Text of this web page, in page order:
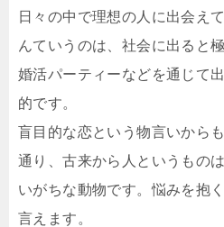
日々の中で理想の人に出会え
んていうのは、社会に出ると
婚活パーティーなどを通じて
的です。
盲目的な恋という物言いから
通り、古来から人というもの
いがちな動物です。悩みを抱
言えます。